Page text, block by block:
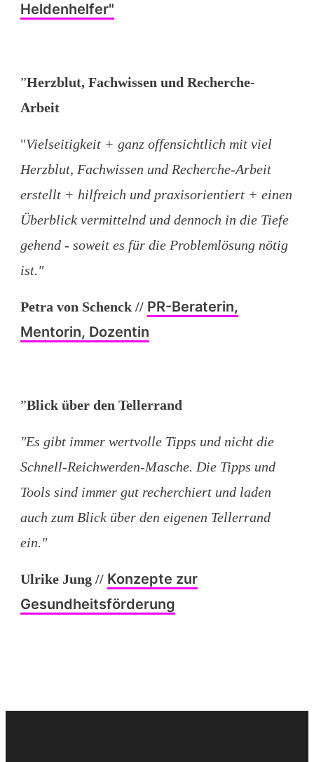
Heldenhelfer"
”Herzblut, Fachwissen und Recherche-
Arbeit
"Vielseitigkeit + ganz offensichtlich mit viel
Herzblut, Fachwissen und Recherche-Arbeit
erstellt + hilfreich und praxisorientiert + einen
Überblick vermittelnd und dennoch in die Tiefe
gehend - soweit es für die Problemlösung nötig
ist."
Petra von Schenck // PR-Beraterin,
Mentorin, Dozentin
”Blick über den Tellerrand
"Es gibt immer wertvolle Tipps und nicht die
Schnell-Reichwerden-Masche. Die Tipps und
Tools sind immer gut recherchiert und laden
auch zum Blick über den eigenen Tellerrand
ein."
Ulrike Jung // Konzepte zur
Gesundheitsförderung